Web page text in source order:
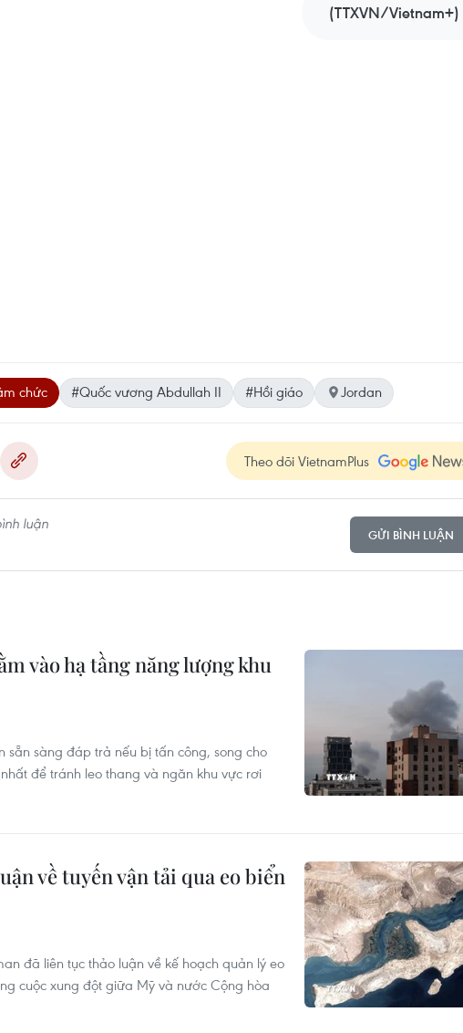
(TTXVN/Vietnam+)
chức #Quốc vương Abdullah II #Hồi giáo Jordan
Theo dõi VietnamPlus
GỬI BÌNH LUẬN
vào hạ tầng năng lượng khu
sàng đáp trả nếu bị tấn công, song cho
để tránh leo thang và ngăn khu vực rơi
về tuyến vận tải qua eo biển
đã liên tục thảo luận về kế hoạch quản lý eo
cuộc xung đột giữa Mỹ và nước Cộng hòa